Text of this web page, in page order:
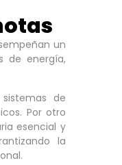
un
de energía,
de
Por otro
esencial y
la